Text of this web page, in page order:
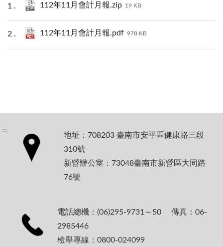
112年11月會計月報.zip 19 KB
112年11月會計月報.pdf 978 KB
:::
地址：708203 臺南市安平區健康路三段
310號
新營辦公室：73048臺南市新營區大同路
76號
電話總機：(06)295-9731～50 傳真：06-
2985446
檢舉專線：0800-024099